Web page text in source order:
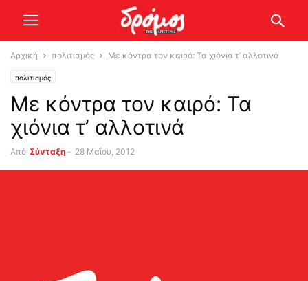
Αρχική πολιτισμός Με κόντρα τον καιρό: Τα χιόνια τ’ αλλοτινά
πολιτισμός
Με κόντρα τον καιρό: Τα
χιόνια τ’ αλλοτινά
Από Σύνταξη - 28 Μαΐου, 2012